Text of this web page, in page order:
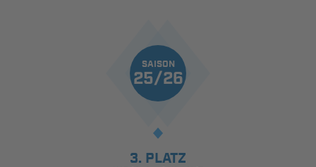
SAISON
25/26
3. PLATZ